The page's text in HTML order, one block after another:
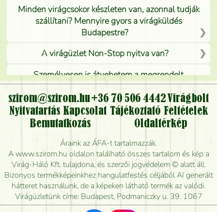
Minden virágcsokor készleten van, azonnal tudják
szállítani? Mennyire gyors a virágküldés
Budapestre?
A virágüzlet Non-Stop nyitva van?
Személyesen is átvehetem a megrendelt
virágcsokrot, vagy csak virágküldéssel, kiszállítással
kérhető?
Vidékre is lehet rendelni?
Meddig rendelhetek virágküldést úgy, hogy még ma
kiszállítsák?
Mennyire gyorsan tudják elkészíteni a csokrot, és
mikor tudják leghamarabb kiszállítani?
Vörös rózsát keresek, van önöknél?
szirom@szirom.hu +36 70 506 4442Virágbolt
Nyitvatartás Kapcsolat Tájékoztató Feltételek
Bemutatkozás
Oldaltérkép
Áraink az ÁFA-t tartalmazzák.
A www.szirom.hu oldalon található összes tartalom és kép a
Virág-Háló Kft. tulajdona, és szerzői jogvédelem © alatt áll.
Bizonyos termékképeinkhez hangulatfestés céljából AI generált
hátteret használunk, de a képeken látható termék az valódi.
Virágüzletünk címe: Budapest, Podmaniczky u. 39. 1067